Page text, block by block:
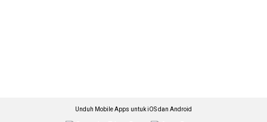
Unduh Mobile Apps untuk iOS dan Android